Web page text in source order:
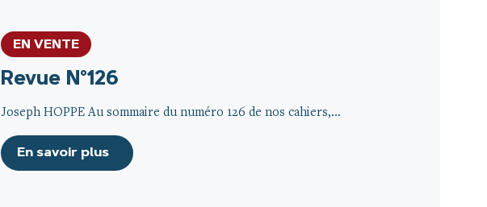
EN VENTE
Revue N°126
Joseph HOPPE Au sommaire du numéro 126 de nos cahiers,...
En savoir plus